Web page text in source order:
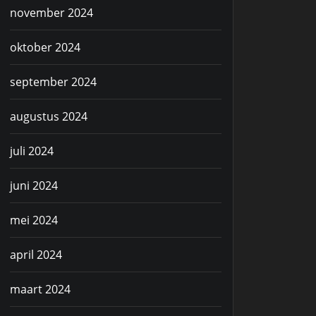
november 2024
oktober 2024
september 2024
augustus 2024
juli 2024
juni 2024
mei 2024
april 2024
maart 2024